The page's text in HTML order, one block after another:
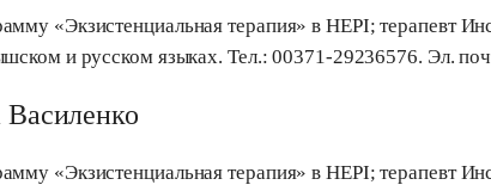
«Экзистенциальная терапия» в HEPI; терапевт
и русском языках. Тел.: 00371-29236576. Эл.
Василенко
«Экзистенциальная терапия» в HEPI; терапевт